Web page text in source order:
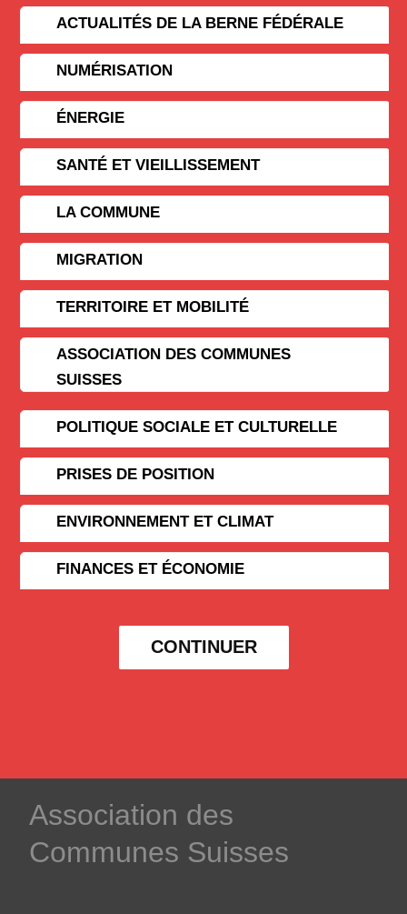
ACTUALITÉS DE LA BERNE FÉDÉRALE
NUMÉRISATION
ÉNERGIE
SANTÉ ET VIEILLISSEMENT
LA COMMUNE
MIGRATION
TERRITOIRE ET MOBILITÉ
ASSOCIATION DES COMMUNES
SUISSES
POLITIQUE SOCIALE ET CULTURELLE
PRISES DE POSITION
ENVIRONNEMENT ET CLIMAT
FINANCES ET ÉCONOMIE
CONTINUER
­Association des­
Communes ­Suisses